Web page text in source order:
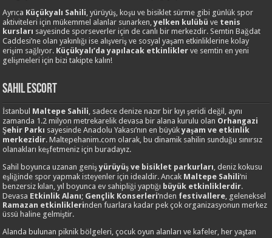
Ayrıca Küçükyalı Sahili , yürüyüş, koşu ve bisiklet sürme gibi günlük spor
aktiviteleri için mükemmel alanlar sunarken,yelken kulübü ve tenis
kursları sayesinde sporseverler için de canlı bir merkezdir. Semtin Bağdat
Caddesi’ne olan yakınlığı ise alışveriş ve sosyal yaşam etkinliklerine kolay
erişim sağlıyor. Küçükyalı’da yapılacak etkinlikler ve semtin en yeni
gelişmeleri için bizi takipte kalın!
Sahil Escort
İstanbul Maltepe Sahili , sadece denize nazır bir kıyı şeridi değil, aynı
zamanda 1.2 milyon metrekarelik devasa bir alana kurulu olan Orhangazi
Şehir Parkı sayesinde Anadolu Yakası’nın en büyükyaşam ve etkinlik
merkezidir. Maltepehanim.com olarak, bu dinamik sahilin sunduğu sınırsız
olanakları keşfetmeniz için buradayız.
Sahil boyunca uzanan genişyürüyüş ve bisiklet parkurları , deniz kokusu
eşliğinde spor yapmak isteyenler için idealdir. Ancak Maltepe Sahili‘ni
benzersiz kılan, yıl boyunca ev sahipliği yaptığı büyük etkinliklerdir.
Devasa Etkinlik Alanı; Gençlik Konserleri‘nden festivallere , geleneksel
Ramazan etkinliklerinden fuarlara kadar pek çok organizasyonun merkez
üssü haline gelmiştir.
Alanda bulunan piknik bölgeleri, çocuk oyun alanları ve kafeler, her yaştan